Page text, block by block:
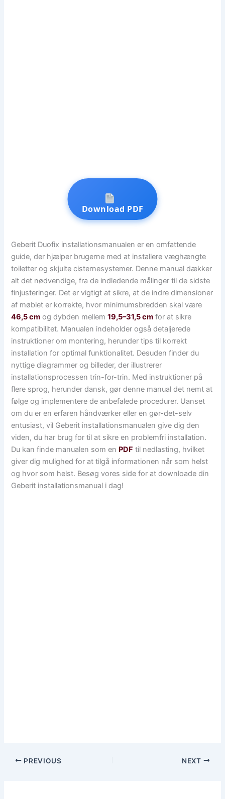
Download PDF
Geberit Duofix installationsmanualen er en omfattende
guide, der hjælper brugerne med at installere væghængte
toiletter og skjulte cisternesystemer. Denne manual dækker
alt det nødvendige, fra de indledende målinger til de sidste
finjusteringer. Det er vigtigt at sikre, at de indre dimensioner
af møblet er korrekte, hvor minimumsbredden skal være
46,5 cm og dybden mellem19,5–31,5 cm for at sikre
kompatibilitet. Manualen indeholder også detaljerede
instruktioner om montering, herunder tips til korrekt
installation for optimal funktionalitet. Desuden finder du
nyttige diagrammer og billeder, der illustrerer
installationsprocessen trin-for-trin. Med instruktioner på
flere sprog, herunder dansk, gør denne manual det nemt at
følge og implementere de anbefalede procedurer. Uanset
om du er en erfaren håndværker eller en gør-det-selv
entusiast, vil Geberit installationsmanualen give dig den
viden, du har brug for til at sikre en problemfri installation.
Du kan finde manualen som en PDF til nedlasting, hvilket
giver dig mulighed for at tilgå informationen når som helst
og hvor som helst. Besøg vores side for at downloade din
Geberit installationsmanual i dag!
PREVIOUS NEXT